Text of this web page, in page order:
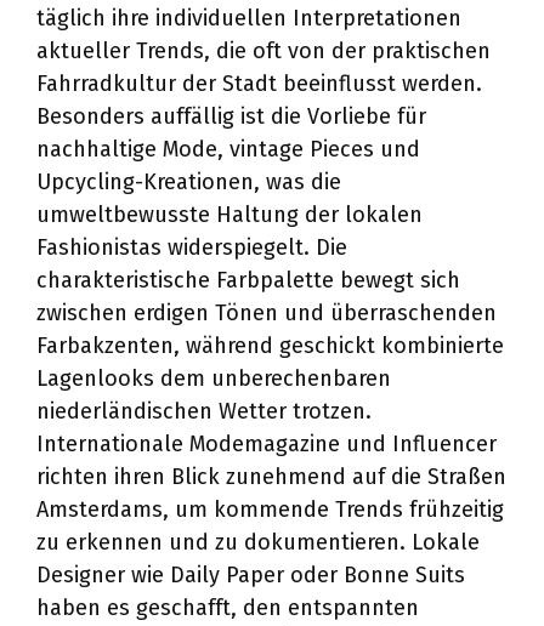
täglich ihre individuellen Interpretationen
aktueller Trends, die oft von der praktischen
Fahrradkultur der Stadt beeinflusst werden.
Besonders auffällig ist die Vorliebe für
nachhaltige Mode, vintage Pieces und
Upcycling-Kreationen, was die
umweltbewusste Haltung der lokalen
Fashionistas widerspiegelt. Die
charakteristische Farbpalette bewegt sich
zwischen erdigen Tönen und überraschenden
Farbakzenten, während geschickt kombinierte
Lagenlooks dem unberechenbaren
niederländischen Wetter trotzen.
Internationale Modemagazine und Influencer
richten ihren Blick zunehmend auf die Straßen
Amsterdams, um kommende Trends frühzeitig
zu erkennen und zu dokumentieren. Lokale
Designer wie Daily Paper oder Bonne Suits
haben es geschafft, den entspannten